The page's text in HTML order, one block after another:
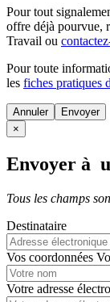
Pour tout
offre déjà pourvue,
Travail ou
Pour toute
les fiches pratiques
Annuler
×
Envoyer à
Tous les champs
Destinataire
Vos coordonnées
Votre adresse